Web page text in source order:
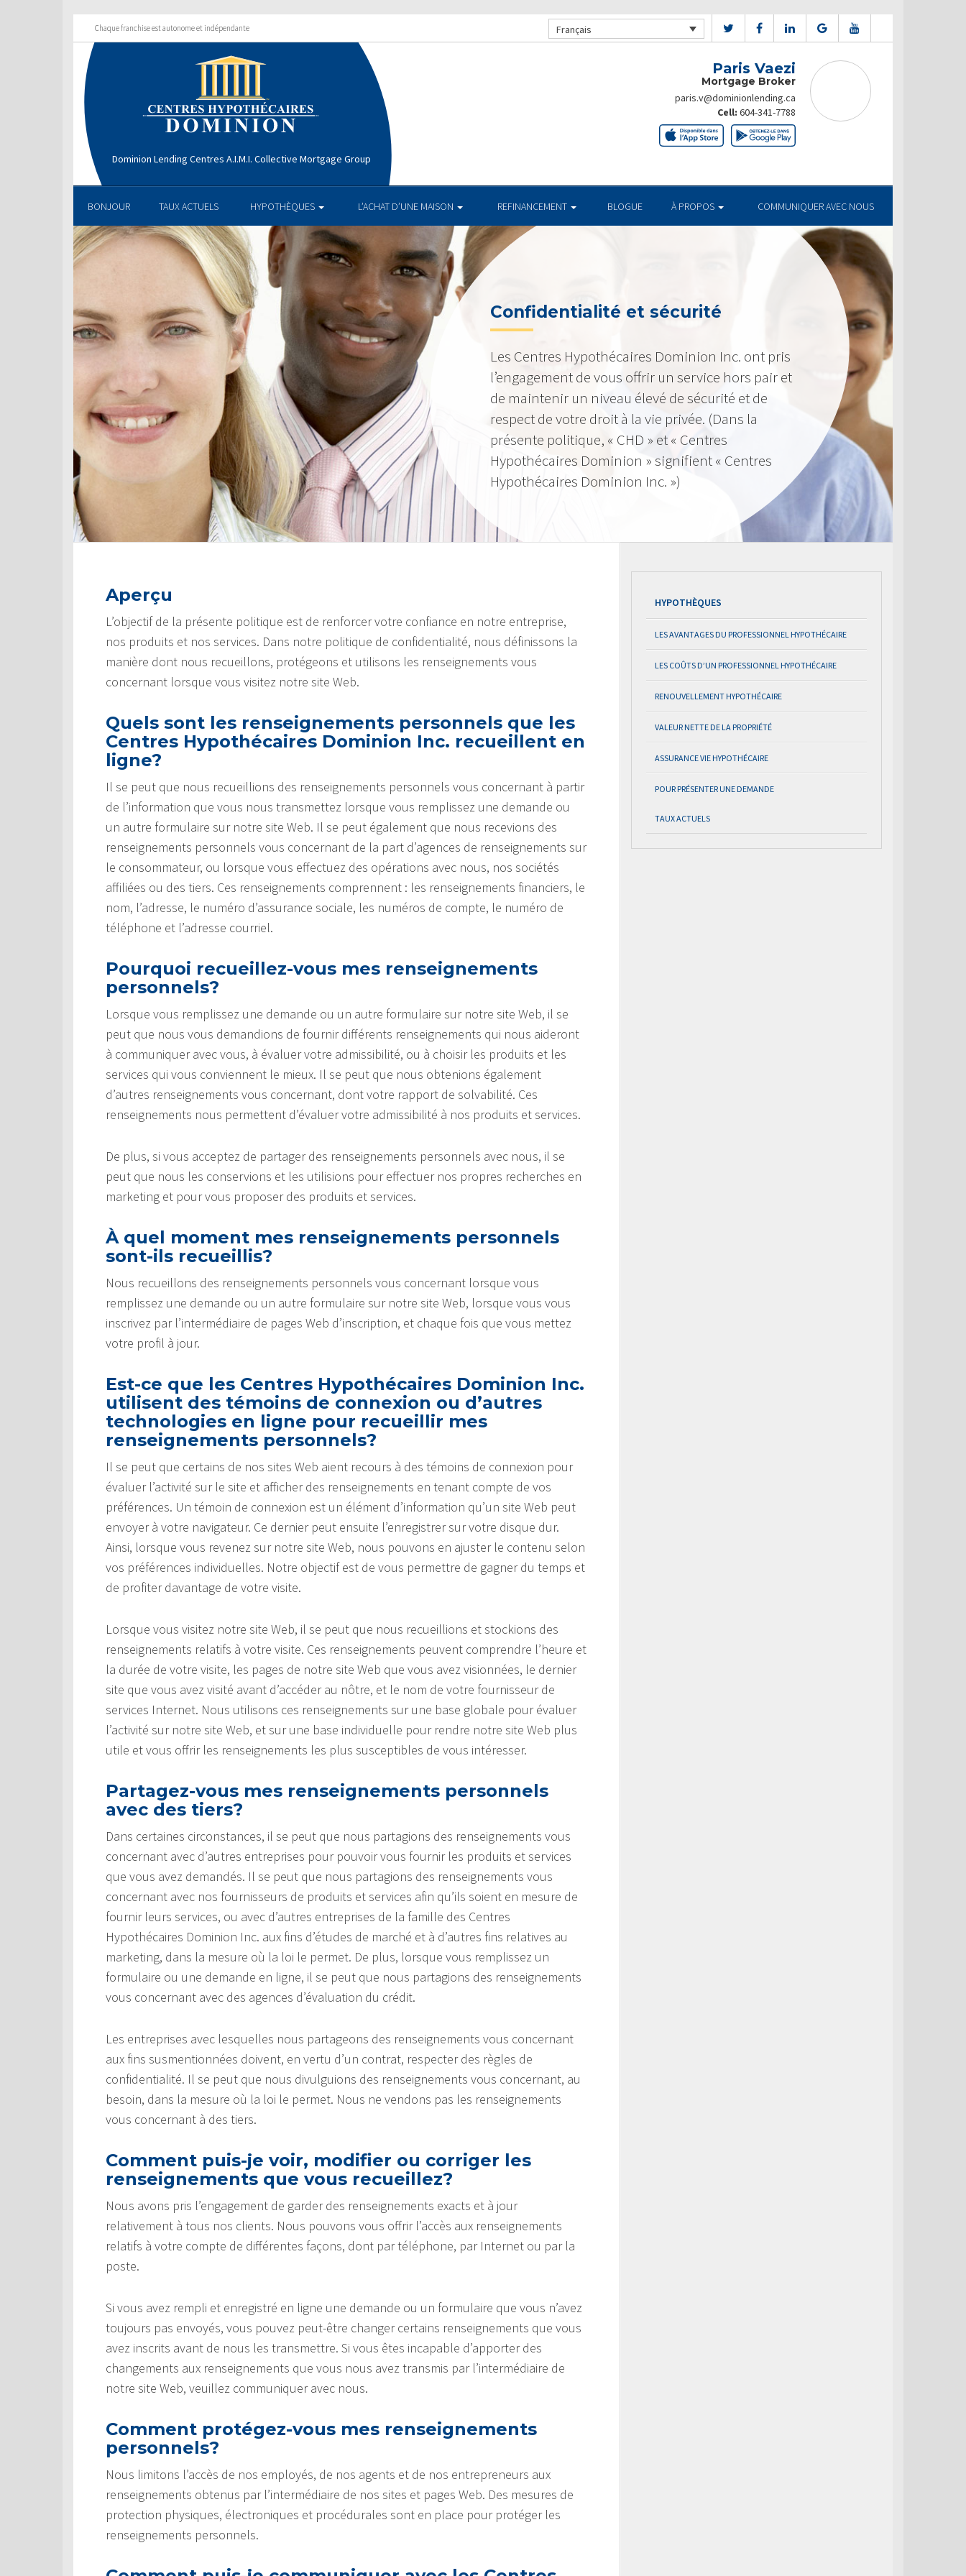
Chaque franchise est autonome et indépendante Français
Dominion Lending Centres A.I.M.I. Collective Mortgage Group
Paris Vaezi
Mortgage Broker
paris.v@dominionlending.ca
Cell: 604-341-7788
BONJOUR TAUX ACTUELS HYPOTHÈQUES L’ACHAT D’UNE MAISON REFINANCEMENT BLOGUE À PROPOS COMMUNIQUER AVEC NOUS
Confidentialité et sécurité
Les Centres Hypothécaires Dominion Inc. ont pris
l’engagement de vous offrir un service hors pair et
de maintenir un niveau élevé de sécurité et de
respect de votre droit à la vie privée. (Dans la
présente politique, « CHD » et « Centres
Hypothécaires Dominion » signifient « Centres
Hypothécaires Dominion Inc. »)
Aperçu
L’objectif de la présente politique est de renforcer votre confiance en notre entreprise,
nos produits et nos services. Dans notre politique de confidentialité, nous définissons la
manière dont nous recueillons, protégeons et utilisons les renseignements vous
concernant lorsque vous visitez notre site Web.
Quels sont les renseignements personnels que les
Centres Hypothécaires Dominion Inc. recueillent en
ligne?
Il se peut que nous recueillions des renseignements personnels vous concernant à partir
de l’information que vous nous transmettez lorsque vous remplissez une demande ou
un autre formulaire sur notre site Web. Il se peut également que nous recevions des
renseignements personnels vous concernant de la part d’agences de renseignements sur
le consommateur, ou lorsque vous effectuez des opérations avec nous, nos sociétés
affiliées ou des tiers. Ces renseignements comprennent : les renseignements financiers, le
nom, l’adresse, le numéro d’assurance sociale, les numéros de compte, le numéro de
téléphone et l’adresse courriel.
Pourquoi recueillez-vous mes renseignements
personnels?
Lorsque vous remplissez une demande ou un autre formulaire sur notre site Web, il se
peut que nous vous demandions de fournir différents renseignements qui nous aideront
à communiquer avec vous, à évaluer votre admissibilité, ou à choisir les produits et les
services qui vous conviennent le mieux. Il se peut que nous obtenions également
d’autres renseignements vous concernant, dont votre rapport de solvabilité. Ces
renseignements nous permettent d’évaluer votre admissibilité à nos produits et services.
De plus, si vous acceptez de partager des renseignements personnels avec nous, il se
peut que nous les conservions et les utilisions pour effectuer nos propres recherches en
marketing et pour vous proposer des produits et services.
À quel moment mes renseignements personnels
sont-ils recueillis?
Nous recueillons des renseignements personnels vous concernant lorsque vous
remplissez une demande ou un autre formulaire sur notre site Web, lorsque vous vous
inscrivez par l’intermédiaire de pages Web d’inscription, et chaque fois que vous mettez
votre profil à jour.
Est-ce que les Centres Hypothécaires Dominion Inc.
utilisent des témoins de connexion ou d’autres
technologies en ligne pour recueillir mes
renseignements personnels?
Il se peut que certains de nos sites Web aient recours à des témoins de connexion pour
évaluer l’activité sur le site et afficher des renseignements en tenant compte de vos
préférences. Un témoin de connexion est un élément d’information qu’un site Web peut
envoyer à votre navigateur. Ce dernier peut ensuite l’enregistrer sur votre disque dur.
Ainsi, lorsque vous revenez sur notre site Web, nous pouvons en ajuster le contenu selon
vos préférences individuelles. Notre objectif est de vous permettre de gagner du temps et
de profiter davantage de votre visite.
Lorsque vous visitez notre site Web, il se peut que nous recueillions et stockions des
renseignements relatifs à votre visite. Ces renseignements peuvent comprendre l’heure et
la durée de votre visite, les pages de notre site Web que vous avez visionnées, le dernier
site que vous avez visité avant d’accéder au nôtre, et le nom de votre fournisseur de
services Internet. Nous utilisons ces renseignements sur une base globale pour évaluer
l’activité sur notre site Web, et sur une base individuelle pour rendre notre site Web plus
utile et vous offrir les renseignements les plus susceptibles de vous intéresser.
Partagez-vous mes renseignements personnels
avec des tiers?
Dans certaines circonstances, il se peut que nous partagions des renseignements vous
concernant avec d’autres entreprises pour pouvoir vous fournir les produits et services
que vous avez demandés. Il se peut que nous partagions des renseignements vous
concernant avec nos fournisseurs de produits et services afin qu’ils soient en mesure de
fournir leurs services, ou avec d’autres entreprises de la famille des Centres
Hypothécaires Dominion Inc. aux fins d’études de marché et à d’autres fins relatives au
marketing, dans la mesure où la loi le permet. De plus, lorsque vous remplissez un
formulaire ou une demande en ligne, il se peut que nous partagions des renseignements
vous concernant avec des agences d’évaluation du crédit.
Les entreprises avec lesquelles nous partageons des renseignements vous concernant
aux fins susmentionnées doivent, en vertu d’un contrat, respecter des règles de
confidentialité. Il se peut que nous divulguions des renseignements vous concernant, au
besoin, dans la mesure où la loi le permet. Nous ne vendons pas les renseignements
vous concernant à des tiers.
Comment puis-je voir, modifier ou corriger les
renseignements que vous recueillez?
Nous avons pris l’engagement de garder des renseignements exacts et à jour
relativement à tous nos clients. Nous pouvons vous offrir l’accès aux renseignements
relatifs à votre compte de différentes façons, dont par téléphone, par Internet ou par la
poste.
Si vous avez rempli et enregistré en ligne une demande ou un formulaire que vous n’avez
toujours pas envoyés, vous pouvez peut-être changer certains renseignements que vous
avez inscrits avant de nous les transmettre. Si vous êtes incapable d’apporter des
changements aux renseignements que vous nous avez transmis par l’intermédiaire de
notre site Web, veuillez communiquer avec nous.
Comment protégez-vous mes renseignements
personnels?
Nous limitons l’accès de nos employés, de nos agents et de nos entrepreneurs aux
renseignements obtenus par l’intermédiaire de nos sites et pages Web. Des mesures de
protection physiques, électroniques et procédurales sont en place pour protéger les
renseignements personnels.
HYPOTHÈQUES
LES AVANTAGES DU PROFESSIONNEL HYPOTHÉCAIRE
LES COÛTS D’UN PROFESSIONNEL HYPOTHÉCAIRE
RENOUVELLEMENT HYPOTHÉCAIRE
VALEUR NETTE DE LA PROPRIÉTÉ
ASSURANCE VIE HYPOTHÉCAIRE
POUR PRÉSENTER UNE DEMANDE
TAUX ACTUELS